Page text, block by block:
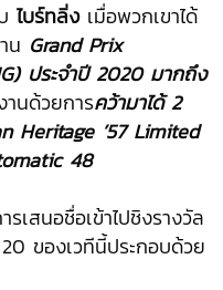
ไบร์ทลิ่ง เมื่อพวกเขาได้
น Grand Prix
ประจำปี 2020 มากถึง
นด้วยการคว้ามาได้ 2
Heritage ’57 Limited
48
รเสนอชื่อเข้าไปชิงรางวัล
ของเวทีนี้ประกอบด้วย